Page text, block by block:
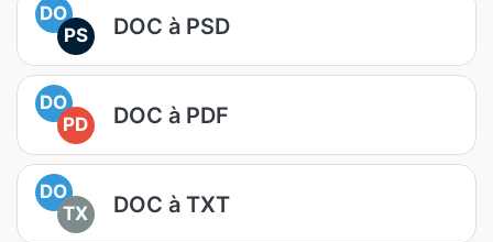
DO
PS
DOC à PSD
DO
PD
DOC à PDF
DO
TX
DOC à TXT